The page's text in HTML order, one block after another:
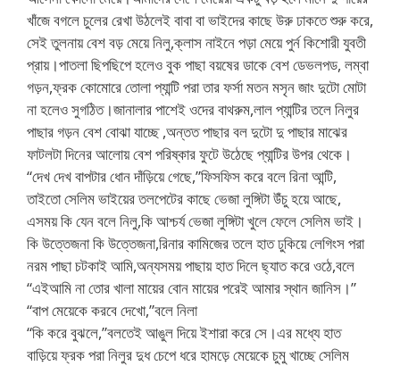
খাঁজে বগলে চুলের রেখা উঠলেই বাবা বা ভাইদের কাছে উরু ঢাকতে শুরু করে,
সেই তুলনায় বেশ বড় মেয়ে নিলু,ক্লাস নাইনে পড়া মেয়ে পুর্ন কিশোরী যুবতী
প্রায়।পাতলা ছিপছিপে হলেও বুক পাছা বয়ষের ডাকে বেশ ডেভলপড, লম্বা
গড়ন,ফ্রক কোমোরে তোলা প্যান্টি পরা তার ফর্সা মতন মসৃন জাং দুটো মোটা
না হলেও সুগঠিত।জানালার পাশেই ওদের বাথরুম,লাল প্যান্টির তলে নিলুর
পাছার গড়ন বেশ বোঝা যাচ্ছে ,অন্তত পাছার বল দুটো দু পাছার মাঝের
ফাটলটা দিনের আলোয় বেশ পরিষ্কার ফুটে উঠেছে প্যান্টির উপর থেকে।
“দেখ দেখ বাপটার ধোন দাঁড়িয়ে গেছে,”ফিসফিস করে বলে রিনা আন্টি,
তাইতো সেলিম ভাইয়ের তলপেটের কাছে ভেজা লুঙ্গিটা উঁচু হয়ে আছে,
এসময় কি যেন বলে নিলু,কি আশ্চর্য ভেজা লুঙ্গিটা খুলে ফেলে সেলিম ভাই।
কি উত্তেজনা কি উত্তেজনা,রিনার কামিজের তলে হাত ঢুকিয়ে লেগিংস পরা
নরম পাছা চটকাই আমি,অন্যসময় পাছায় হাত দিলে ছ্যাত করে ওঠে,বলে
“এইআমি না তোর খালা মায়ের বোন মায়ের পরেই আমার স্থান জানিস।”
“বাপ মেয়েকে করবে দেখো,”বলে নিলা
“কি করে বুঝলে,”বলতেই আঙুল দিয়ে ইশারা করে সে।এর মধ্যে হাত
বাড়িয়ে ফ্রক পরা নিলুর দুধ চেপে ধরে হামড়ে মেয়েকে চুমু খাচ্ছে সেলিম